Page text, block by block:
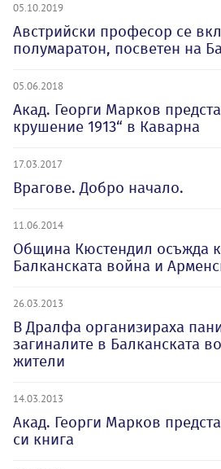
05.10.2019
Австрийски професор се
полумаратон, посветен на
05.06.2018
Aкад. Георги Марков
крушение 1913“ в Каварна
17.03.2017
Врагове. Добро начало.
11.06.2014
Община Кюстендил осъжда
Балканската война и
26.03.2013
В Дралфа организираха
загиналите в Балканската
жители
14.03.2013
Акад. Георги Марков
си книга